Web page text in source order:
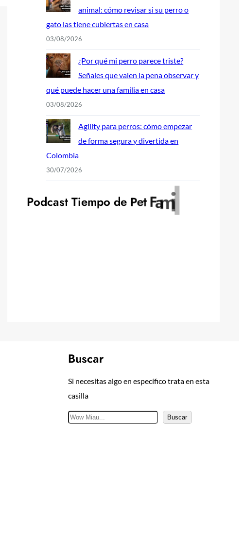
animal: cómo revisar si su perro o
gato las tiene cubiertas en casa
03/08/2026
¿Por qué mi perro parece triste?
Señales que valen la pena observar y
qué puede hacer una familia en casa
03/08/2026
Agility para perros: cómo empezar
de forma segura y divertida en
Colombia
30/07/2026
Podcast Tiempo de Pet Fami
Buscar
Si necesitas algo en específico trata en esta
casilla
B
Buscar